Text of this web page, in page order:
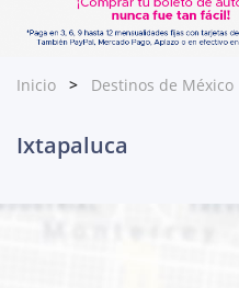
Inicio Destinos de México
Ixtapaluca